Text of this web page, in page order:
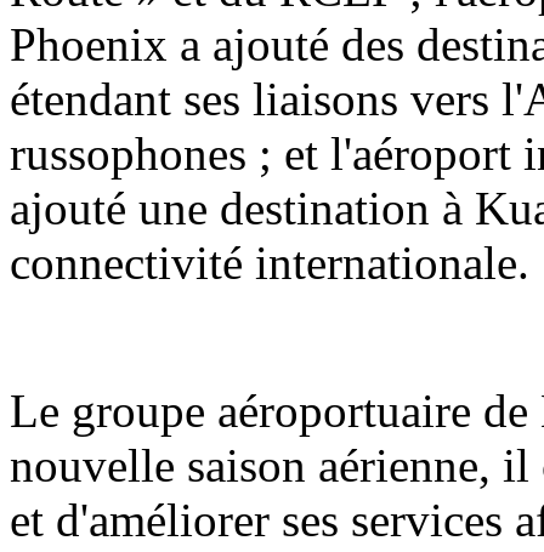
Phoenix a ajouté des
étendant ses liaisons vers
russophones ; et l'aéroport
ajouté une destination à
connectivité internationale.
Le groupe aéroportuaire
nouvelle saison aérienne,
et d'améliorer ses services